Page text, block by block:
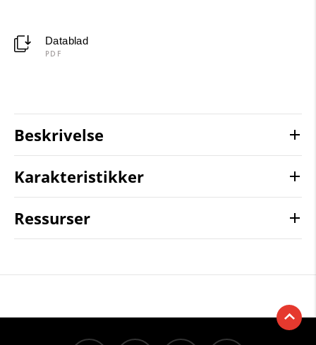
Datablad
PDF
Beskrivelse
Karakteristikker
Ressurser